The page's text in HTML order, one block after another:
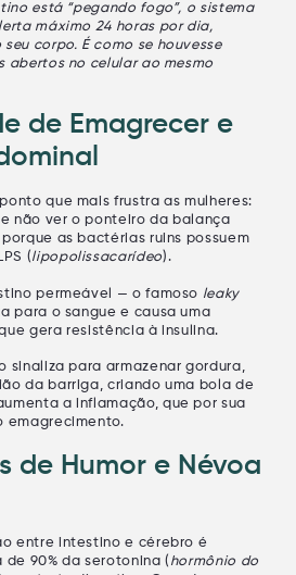
está “pegando fogo”, o sistema
máximo 24 horas por dia,
corpo. É como se houvesse
abertos no celular ao mesmo
de Emagrecer e
que mais frustra as mulheres:
não ver o ponteiro da balança
as bactérias ruins possuem
(lipopolissacarídeo).
permeável — o famoso leaky
para o sangue e causa uma
gera resistência à insulina.
sinaliza para armazenar gordura,
da barriga, criando uma bola de
a inflamação, que por sua
emagrecimento.
de Humor e Névoa
entre intestino e cérebro é
90% da serotonina ( hormônio do